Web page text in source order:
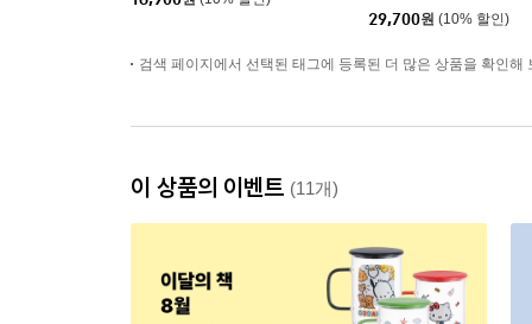
29,700원 (10% 할인)
검색 페이지에서 선택된 태그에 등록된 더 많은 상품을 확인해
이 상품의 이벤트 (11개)